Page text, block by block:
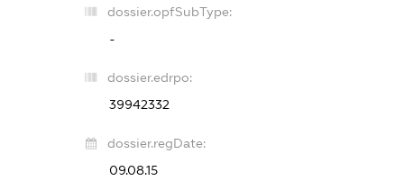
dossier.opfSubType:
-
dossier.edrpo:
39942332
dossier.regDate:
09.08.15